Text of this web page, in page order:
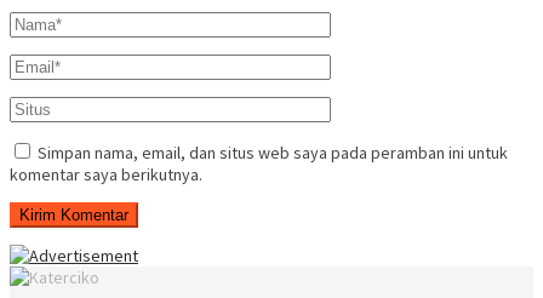
Simpan nama, email, dan situs web saya pada peramban ini untuk
komentar saya berikutnya.